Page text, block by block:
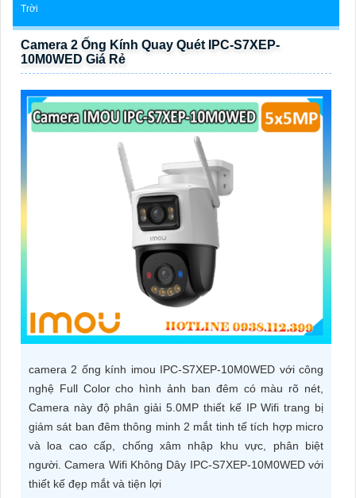
TƯ
VẤN
LẮP
ĐẶT
PHỤ
VẤN
DỊCH
Trời
Camera 2 Ống Kính Quay Quét IPC-S7XEP-
10M0WED Giá Rẻ
camera 2 ống kính imou IPC-S7XEP-10M0WED với công
nghệ Full Color cho hình ảnh ban đêm có màu rõ nét,
Camera này độ phân giải 5.0MP thiết kế IP Wifi trang bị
giám sát ban đêm thông minh 2 mắt tinh tế tích hợp micro
và loa cao cấp, chống xâm nhập khu vực, phân biệt
người. Camera Wifi Không Dây IPC-S7XEP-10M0WED với
thiết kế đẹp mắt và tiện lợi